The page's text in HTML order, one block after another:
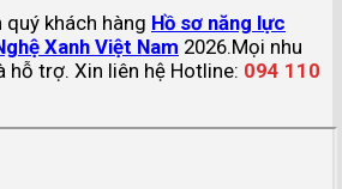
khách hàng Hồ sơ năng lực
Xanh Việt Nam 2026.Mọi nhu
hỗ trợ. Xin liên hệ Hotline: 094 110